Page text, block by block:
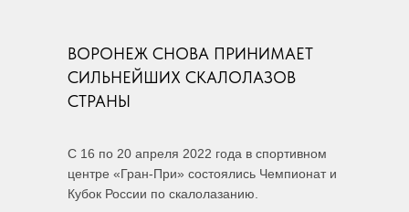
ВОРОНЕЖ СНОВА ПРИНИМАЕТ
СИЛЬНЕЙШИХ СКАЛОЛАЗОВ
СТРАНЫ
С 16 по 20 апреля 2022 года в спортивном
центре «Гран-При» состоялись Чемпионат и
Кубок России по скалолазанию.